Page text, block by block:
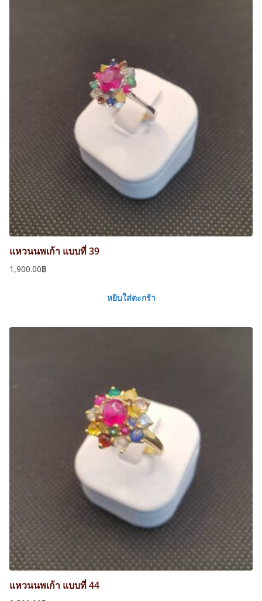
แหวนนพเก้า แบบที่ 39
1,900.00฿
หยิบใส่ตะกร้า
แหวนนพเก้า แบบที่ 44